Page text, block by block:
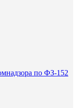
по ФЗ-152